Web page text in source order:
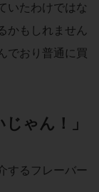
いたわけではな
かもしれません
でおり普通に買
ゃん！」
するフレーバー